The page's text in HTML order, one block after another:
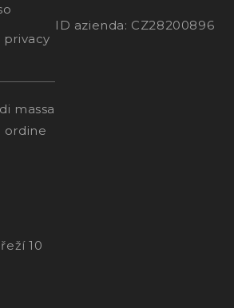
privacy
massa
ordine
ID azienda: CZ28200896
10